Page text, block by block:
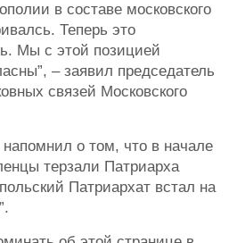
в составе московского
Теперь это
Мы с этой позицией
– заявил председатель
связей Московского
о том, что в начале
терзали Патриарха
Патриархат встал на